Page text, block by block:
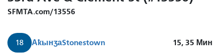
SFMTA.com/13556
18 АҟынӡаStonestown 15, 35 Мин